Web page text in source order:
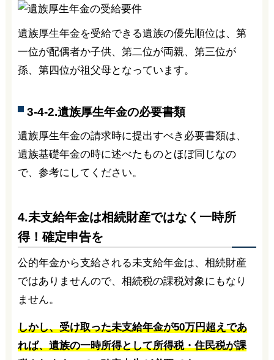
遺族厚生年金を受給できる遺族の優先順位は、第
一位が配偶者か子供、第二位が両親、第三位が
孫、第四位が祖父母となっています。
3-4-2.遺族厚生年金の必要書類
遺族厚生年金の請求時に提出すべき必要書類は、
遺族基礎年金の時に述べたものとほぼ同じなの
で、参考にしてください。
4.未支給年金は相続財産ではなく一時所
得！確定申告を
公的年金から支給される未支給年金は、相続財産
ではありませんので、相続税の課税対象にもなり
ません。
しかし、受け取った未支給年金が50万円超えであ
れば、遺族の一時所得として所得税・住民税が課